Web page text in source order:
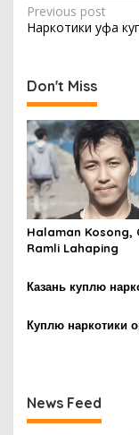
P
o
t
n
a
v
i
g
a
i
o
n
Previous post
Наркотики уфа
Don't Miss
Halaman Kosong,
Ramli Lahaping
Казань куплю
Куплю наркотики
News Feed